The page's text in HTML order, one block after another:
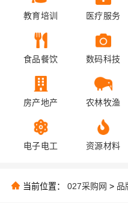
教育培训 医疗服务
食品餐饮 数码科技
房产地产 农林牧渔
电子电工 资源材料
当前位置： 027采购网 > 品